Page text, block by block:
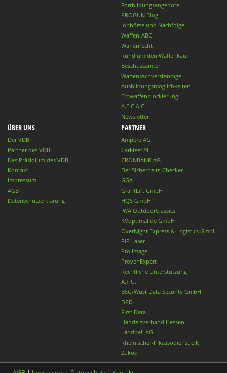
Fortbildungsangebote
PROGUN Blog
Jobbörse und Nachfolge
Waffen-ABC
Waffenrecht
Rund um den Waffenkauf
Beschussämter
Waffensachverständige
Ausbildungsmöglichkeiten
Erbwaffenblockierung
A.E.C.A.C.
Newsletter
ÜBER UNS
Der VDB
Partner des VDB
Das Präsidium des VDB
Kontakt
Impressum
AGB
Datenschutzerklärung
PARTNER
Ampere AG
CarFleet24
CRONBANK AG
Der Sicherheits-Checker
GGA
GrantLift GmbH
HQS GmbH
IWA OutdoorClassics
KVoptimal.de GmbH
OverNight Express & Logistics GmbH
PiP Laser
Pro Image
ProvenExpert
Rechtliche Unterstützung
A.T.U.
BSG-Wüst Data Security GmbH
DPD
First Data
Handelsverband Hessen
Landbell AG
Rheinischer-Inkassodienst e.K.
Zukos